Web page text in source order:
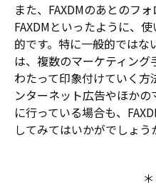
また、FAXDMのあとのフ
FAXDMといったように、
的です。特に一般的では
は、複数のマーケティン
わたって印象付けていく方
ンターネット広告やほか
に行っている場合も、
してみてはいかがでしょう